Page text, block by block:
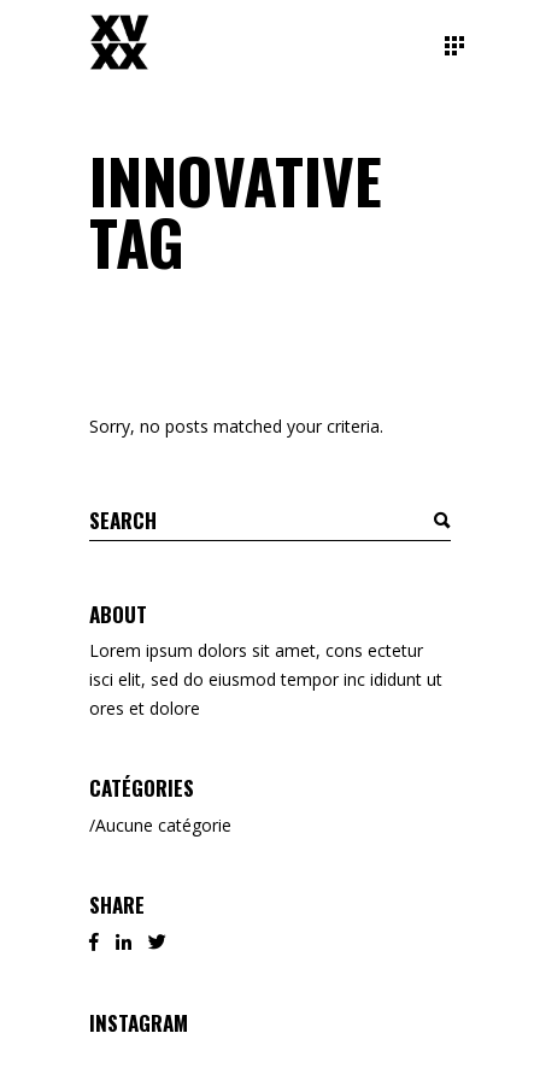
INNOVATIVE
TAG
Sorry, no posts matched your criteria.
Search
for:
ABOUT
Lorem ipsum dolors sit amet, cons ectetur
isci elit, sed do eiusmod tempor inc ididunt ut
ores et dolore
CATÉGORIES
Aucune catégorie
SHARE
INSTAGRAM